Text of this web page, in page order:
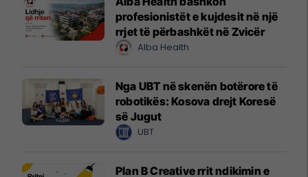
profesionistët e kujdesit në një
rrjet të përbashkët në Zvicër
Alba Health
Nga UBT në skenën botërore të
robotikës: Kosova drejt Koresë
së Jugut
UBT
Plan B Creative rrit ndikimin e